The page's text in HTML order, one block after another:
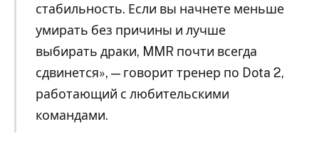
стабильность. Если вы начнете меньше
умирать без причины и лучше
выбирать драки, MMR почти всегда
сдвинется», — говорит тренер по Dota 2,
работающий с любительскими
командами.